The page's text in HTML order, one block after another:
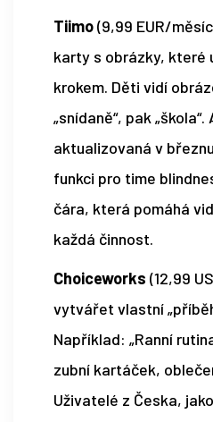
Tiimo(9,99 EUR/
karty s obrázky, které
krokem. Děti vidí
„snídaně“, pak
aktualizovaná v
funkci pro time
čára, která pomáhá
každá činnost.
Choiceworks (12,99
vytvářet vlastní
Například: „Ranní
zubní kartáček,
Uživatelé z Česka,